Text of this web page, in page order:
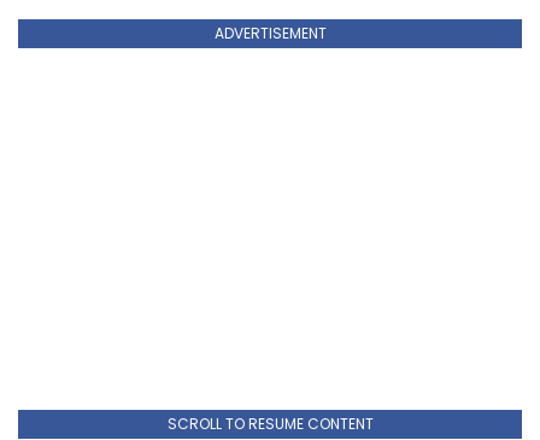
ADVERTISEMENT
SCROLL TO RESUME CONTENT